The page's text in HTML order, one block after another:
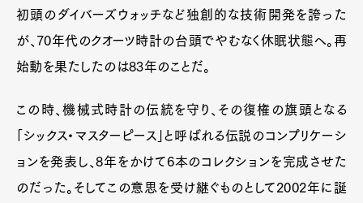
初頭のダイバーズウォッチなど独創的な技術開発を誇った
が、70年代のクオーツ時計の台頭でやむなく休眠状態へ。再
始動を果たしたのは83年のことだ。
この時、機械式時計の伝統を守り、その復権の旗頭となる
「シックス・マスターピース」と呼ばれる伝説のコンプリケーシ
ョンを発表し、8年をかけて6本のコレクションを完成させた
のだった。そしてこの意思を受け継ぐものとして2002年に誕